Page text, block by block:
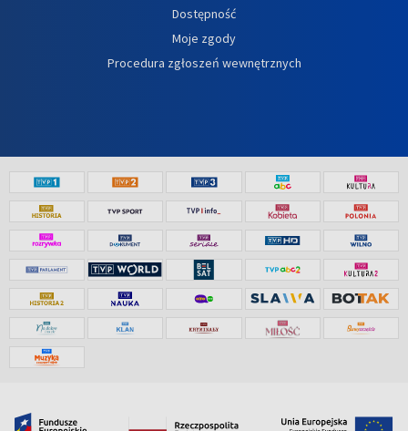
Dostępność
Moje zgody
Procedura zgłoszeń wewnętrznych